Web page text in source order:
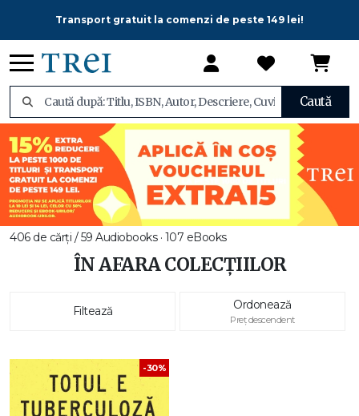
Transport gratuit la comenzi de peste 149 lei!
Caută
406 de cărți / 59 Audiobooks · 107 eBooks
ÎN AFARA COLECȚIILOR
Filtează Ordonează
Preț descendent
-30%